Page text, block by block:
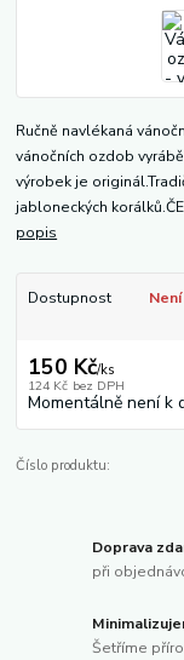
Ručně navlékaná
vánočních ozdob
výrobek je
jabloneckých
popis
Dostupnost
150 Kč/ks
124 Kč bez DPH
Momentálně není k
Číslo produktu:
Doprava
při
Šetříme